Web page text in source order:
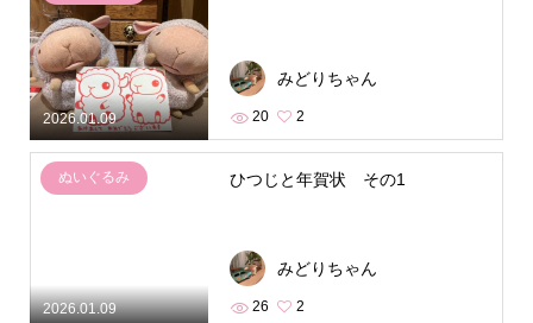
2026.01.09
みどりちゃん
20 2
2026.01.09
ぬいぐるみ ひつじと年賀状 その1
みどりちゃん
26 2